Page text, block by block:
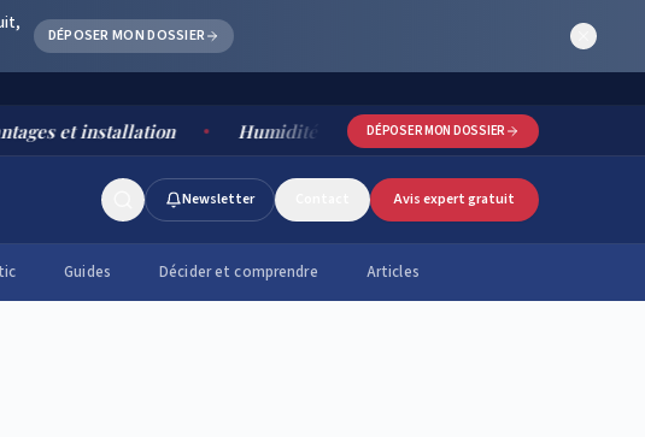
DÉPOSER MON DOSSIER
Humidité salle de bain : causes, risques et solutions
DÉPOSER MON DOSSIER
Newsletter Avis expert gratuit
Guides Décider et comprendre Articles